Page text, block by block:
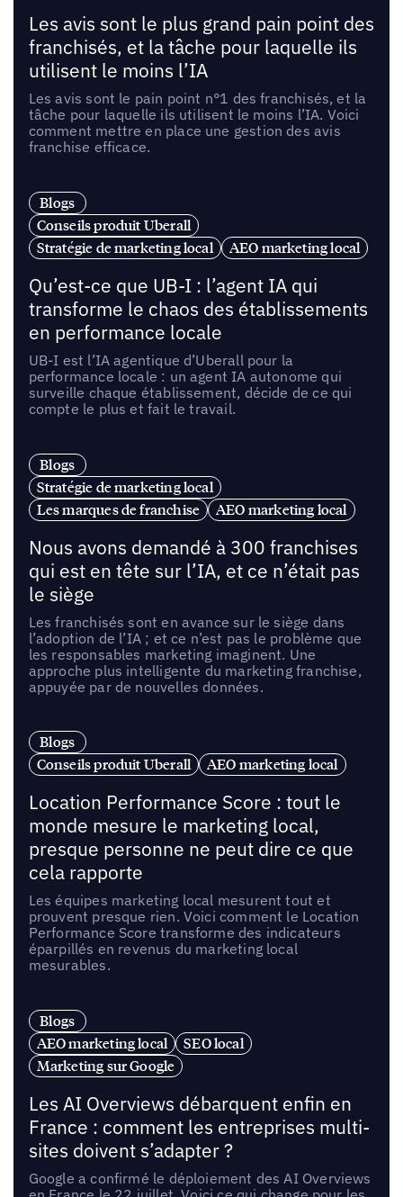
Les avis sont le plus grand pain point des
franchisés, et la tâche pour laquelle ils
utilisent le moins l’IA
Les avis sont le pain point n°1 des franchisés, et la
tâche pour laquelle ils utilisent le moins l’IA. Voici
comment mettre en place une gestion des avis
franchise efficace.
Blogs
Conseils produit Uberall
Stratégie de marketing local
AEO marketing local
Qu’est-ce que UB-I : l’agent IA qui
transforme le chaos des établissements
en performance locale
UB-I est l’IA agentique d’Uberall pour la
performance locale : un agent IA autonome qui
surveille chaque établissement, décide de ce qui
compte le plus et fait le travail.
Blogs
Stratégie de marketing local
Les marques de franchise
AEO marketing local
Nous avons demandé à 300 franchises
qui est en tête sur l’IA, et ce n’était pas
le siège
Les franchisés sont en avance sur le siège dans
l’adoption de l’IA ; et ce n’est pas le problème que
les responsables marketing imaginent. Une
approche plus intelligente du marketing franchise,
appuyée par de nouvelles données.
Blogs
Conseils produit Uberall
AEO marketing local
Location Performance Score : tout le
monde mesure le marketing local,
presque personne ne peut dire ce que
cela rapporte
Les équipes marketing local mesurent tout et
prouvent presque rien. Voici comment le Location
Performance Score transforme des indicateurs
éparpillés en revenus du marketing local
mesurables.
Blogs
AEO marketing local
SEO local
Marketing sur Google
Les AI Overviews débarquent enfin en
France : comment les entreprises multi-
sites doivent s’adapter ?
Google a confirmé le déploiement des AI Overviews